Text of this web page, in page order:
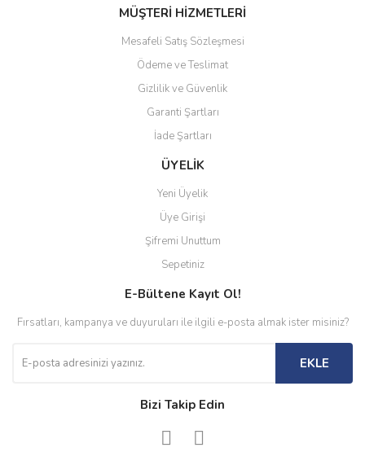
MÜŞTERİ HİZMETLERİ
Mesafeli Satış Sözleşmesi
Ödeme ve Teslimat
Gizlilik ve Güvenlik
Garanti Şartları
İade Şartları
ÜYELİK
Yeni Üyelik
Üye Girişi
Şifremi Unuttum
Sepetiniz
E-Bültene Kayıt Ol!
Fırsatları, kampanya ve duyuruları ile ilgili e-posta almak ister misiniz?
EKLE
Bizi Takip Edin